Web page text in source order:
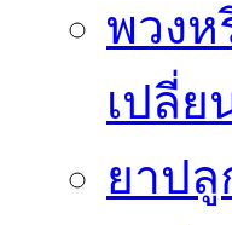
พวง
เปลี่ย
ยาป